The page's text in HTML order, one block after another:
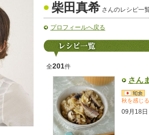
柴田真希 さんのレシピ一
プロフィールへ戻る
全201件
さん
秋を感じ
09月18日